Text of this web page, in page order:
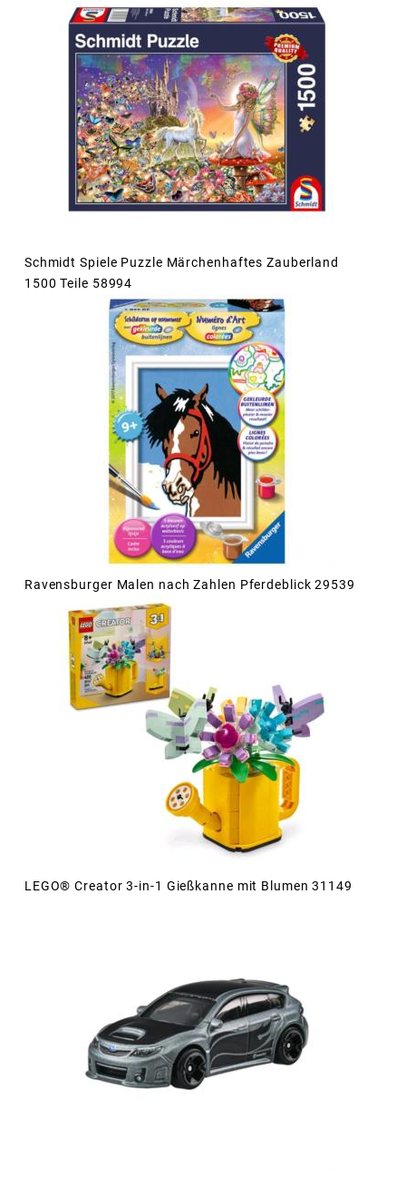
Schmidt Spiele Puzzle Märchenhaftes Zauberland
1500 Teile 58994
Ravensburger Malen nach Zahlen Pferdeblick 29539
LEGO® Creator 3-in-1 Gießkanne mit Blumen 31149